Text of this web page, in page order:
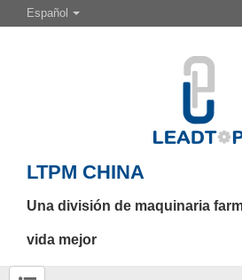
Español
LTPM CHINA
Una división de maquinaria
vida mejor